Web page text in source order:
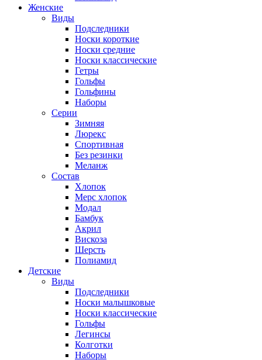
Женские
Виды
Подследники
Носки короткие
Носки средние
Носки классические
Гетры
Гольфы
Гольфины
Наборы
Серии
Зимняя
Люрекс
Спортивная
Без резинки
Меланж
Состав
Хлопок
Мерс хлопок
Модал
Бамбук
Акрил
Вискоза
Шерсть
Полиамид
Детские
Виды
Подследники
Носки малышковые
Носки классические
Гольфы
Легинсы
Колготки
Наборы